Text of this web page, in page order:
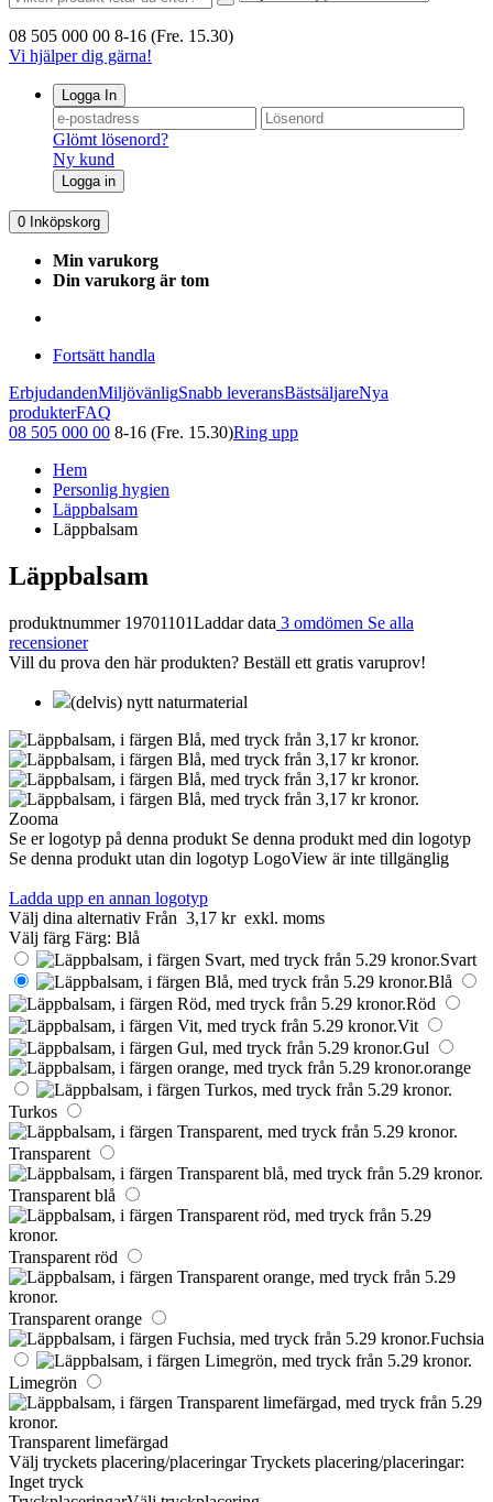
08 505 000 00 8-16 (Fre. 15.30)
Vi hjälper dig gärna!
Logga In
Glömt lösenord?
Ny kund
Logga in
0 Inköpskorg
Min varukorg
Din varukorg är tom
Fortsätt handla
ErbjudandenMiljövänligSnabb leveransBästsäljareNya
produkterFAQ
08 505 000 00 8-16 (Fre. 15.30)Ring upp
Hem
Personlig hygien
Läppbalsam
Läppbalsam
Läppbalsam
produktnummer 19701101Laddar data 3 omdömen Se alla
recensioner
Vill du prova den här produkten? Beställ ett gratis varuprov!
(delvis) nytt naturmaterial
Zooma
Se er logotyp på denna produkt Se denna produkt med din logotyp
Se denna produkt utan din logotyp LogoView är inte tillgänglig
Ladda upp en annan logotyp
Välj dina alternativ Från 3,17 kr exkl. moms
Välj färg Färg: Blå
Svart
Blå
Röd
Vit
Gul
orange
Turkos
Transparent
Transparent blå
Transparent röd
Transparent orange
Fuchsia
Limegrön
Transparent limefärgad
Välj tryckets placering/placeringar Tryckets placering/placeringar:
Inget tryck